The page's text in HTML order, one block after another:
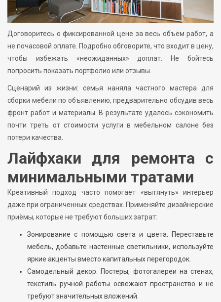
Договоритесь о фиксированной цене за весь объём работ, а
не почасовой оплате. Подробно обговорите, что входит в цену,
чтобы избежать «неожиданных» доплат. Не бойтесь
попросить показать портфолио или отзывы.
Сценарий из жизни: семья наняла частного мастера для
сборки мебели по объявлению, предварительно обсудив весь
фронт работ и материалы. В результате удалось сэкономить
почти треть от стоимости услуги в мебельном салоне без
потери качества.
Лайфхаки для ремонта с
минимальными тратами
Креативный подход часто помогает «вытянуть» интерьер
даже при ограниченных средствах. Применяйте дизайнерские
приёмы, которые не требуют больших затрат:
Зонирование с помощью света и цвета. Переставьте
мебель, добавьте настенные светильники, используйте
яркие акценты вместо капитальных перегородок.
Самодельный декор. Постеры, фотогалереи на стенах,
текстиль ручной работы освежают пространство и не
требуют значительных вложений.